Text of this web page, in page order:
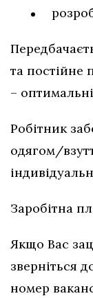
та постійне
–
Робітник
одягом/
Заробітна
Якщо Вас
зверніться
номер